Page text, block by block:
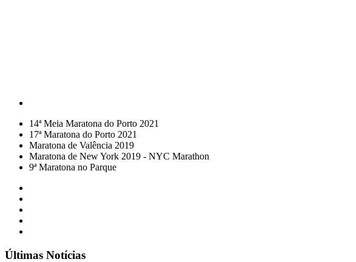
14ª Meia Maratona do Porto 2021
17ª Maratona do Porto 2021
Maratona de Valência 2019
Maratona de New York 2019 - NYC Marathon
9ª Maratona no Parque
Últimas Notícias